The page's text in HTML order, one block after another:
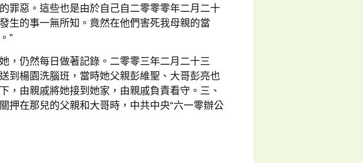
罪惡。這些也是由於自己自二零零零年二月二十
生的事一無所知。竟然在他們害死我母親的當
”
，仍然每日做著記錄。二零零三年二月二十三
到楊園洗腦班，當時她父親彭維聖、大哥彭亮也
，由親戚將她接到她家，由親戚負責看守。三、
押在那兒的父親和大哥時，中共中央“六一零辦公